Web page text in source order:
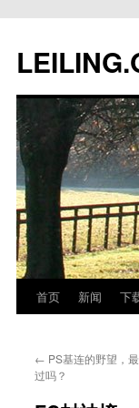
文
首页 新闻 下
← PS基连的野望，
过吗？